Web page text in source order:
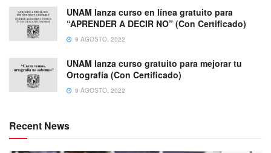
UNAM lanza curso en línea gratuito para
“APRENDER A DECIR NO” (Con Certificado)
9 AGOSTO, 2022
UNAM lanza curso gratuito para mejorar tu
Ortografía (Con Certificado)
9 AGOSTO, 2022
Recent News